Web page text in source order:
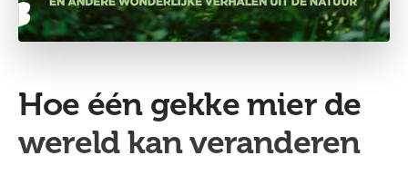
Hoe één gekke mier de
wereld kan veranderen